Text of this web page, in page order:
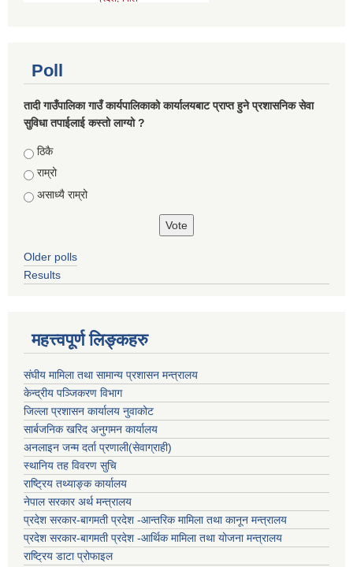
Poll
तादी गाउँपालिका गाउँ कार्यपालिकाको कार्यालयबाट प्राप्त हुने प्रशासनिक सेवा
सुविधा तपाईलाई कस्तो लाग्यो ?
Choices
ठिकै
राम्रो
असाध्यै राम्रो
Older polls
Results
महत्त्वपूर्ण लिङ्कहरु
संघीय मामिला तथा सामान्य प्रशासन मन्त्रालय
केन्द्रीय पञ्जिकरण विभाग
जिल्ला प्रशासन कार्यालय नुवाकोट
सार्बजनिक खरिद अनुगमन कार्यालय
अनलाइन जन्म दर्ता प्रणाली(सेवाग्राही)
स्थानिय तह विवरण सुचि
राष्ट्रिय तथ्याङ्क कार्यालय
नेपाल सरकार अर्थ मन्त्रालय
प्रदेश सरकार-बागमती प्रदेश -आन्तरिक मामिला तथा कानून मन्त्रालय
प्रदेश सरकार-बागमती प्रदेश -आर्थिक मामिला तथा योजना मन्त्रालय
राष्ट्रिय डाटा प्रोफाइल